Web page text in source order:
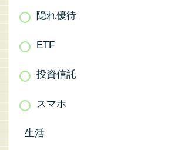
隠れ優待
ETF
投資信託
スマホ
生活